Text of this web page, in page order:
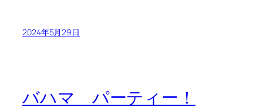
2024年5月29日
バハマ パーティー！